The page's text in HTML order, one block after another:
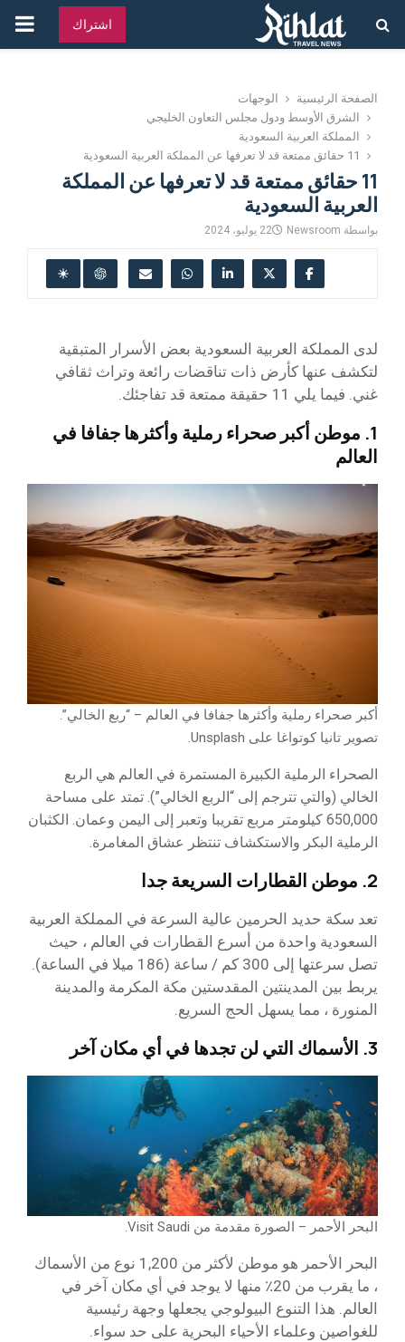
اشتراك
الصفحة الرئيسية
الوجهات
الشرق الأوسط ودول مجلس التعاون الخليجي
المملكة العربية السعودية
11 حقائق ممتعة قد لا تعرفها عن المملكة العربية السعودية
11 حقائق ممتعة قد لا تعرفها عن المملكة
العربية السعودية
بواسطة Newsroom 22 يوليو، 2024
لدى المملكة العربية السعودية بعض الأسرار المتبقية
لتكشف عنها كأرض ذات تناقضات رائعة وتراث ثقافي
غني. فيما يلي 11 حقيقة ممتعة قد تفاجئك.
1. موطن أكبر صحراء رملية وأكثرها جفافا في
العالم
أكبر صحراء رملية وأكثرها جفافا في العالم – “ربع الخالي”.
تصوير تانيا كوتواغا على Unsplash.
الصحراء الرملية الكبيرة المستمرة في العالم هي الربع
الخالي (والتي تترجم إلى “الربع الخالي”). تمتد على مساحة
650,000 كيلومتر مربع تقريبا وتعبر إلى اليمن وعمان. الكثبان
الرملية البكر والاستكشاف تنتظر عشاق المغامرة.
2. موطن القطارات السريعة جدا
تعد سكة حديد الحرمين عالية السرعة في المملكة العربية
السعودية واحدة من أسرع القطارات في العالم ، حيث
تصل سرعتها إلى 300 كم / ساعة (186 ميلا في الساعة).
يربط بين المدينتين المقدستين مكة المكرمة والمدينة
المنورة ، مما يسهل الحج السريع.
3. الأسماك التي لن تجدها في أي مكان آخر
البحر الأحمر – الصورة مقدمة من Visit Saudi.
البحر الأحمر هو موطن لأكثر من 1,200 نوع من الأسماك
، ما يقرب من 20٪ منها لا يوجد في أي مكان آخر في
العالم. هذا التنوع البيولوجي يجعلها وجهة رئيسية
للغواصين وعلماء الأحياء البحرية على حد سواء.